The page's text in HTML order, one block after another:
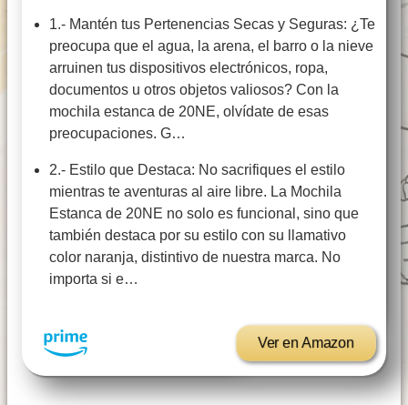
1.- Mantén tus Pertenencias Secas y Seguras: ¿Te
preocupa que el agua, la arena, el barro o la nieve
arruinen tus dispositivos electrónicos, ropa,
documentos u otros objetos valiosos? Con la
mochila estanca de 20NE, olvídate de esas
preocupaciones. G…
2.- Estilo que Destaca: No sacrifiques el estilo
mientras te aventuras al aire libre. La Mochila
Estanca de 20NE no solo es funcional, sino que
también destaca por su estilo con su llamativo
color naranja, distintivo de nuestra marca. No
importa si e…
Ver en Amazon